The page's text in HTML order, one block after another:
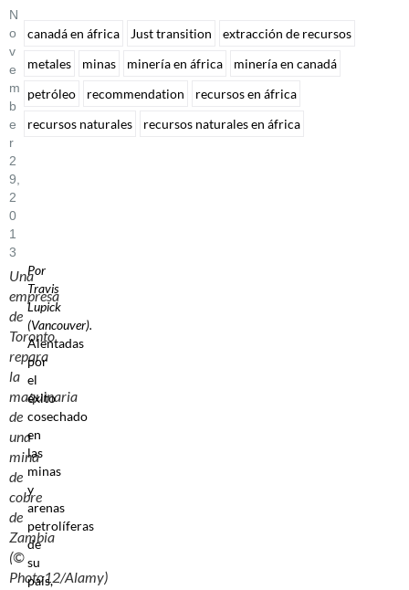
N
O
V
E
M
B
E
R
2
9,
2
0
1
3
Una
empresa
de
Toronto
repara
la
maquinaria
de
una
mina
de
cobre
de
Zambia
(©
Photo12/Alamy)
Por
Travis
Lupick
(Vancouver).
Alentadas
por
el
éxito
cosechado
en
las
minas
y
arenas
petrolíferas
de
su
país,
canadá en áfrica Just transition
extracción de recursos
metales
minas minería en áfrica
minería en canadá
petróleo
recommendation
recursos en áfrica
recursos naturales
recursos naturales en áfrica